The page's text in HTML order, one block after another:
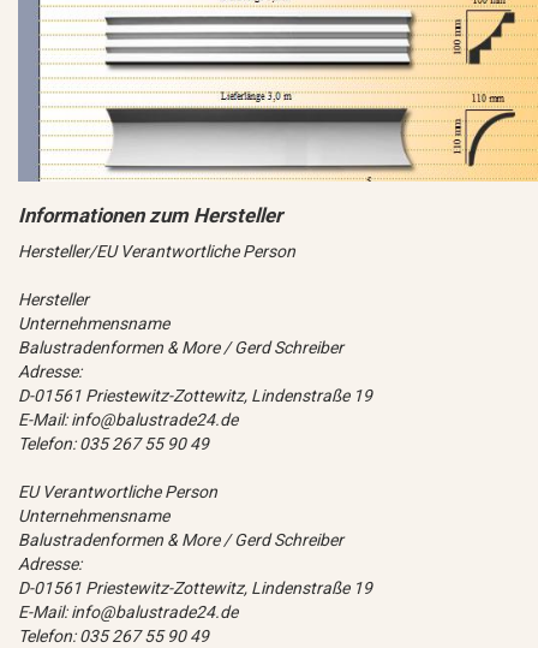
Hersteller/EU Verantwortliche Person
Hersteller
Unternehmensname
Balustradenformen & More / Gerd Schreiber
Adresse:
D-01561 Priestewitz-Zottewitz, Lindenstraße 19
E-Mail: info@balustrade24.de
Telefon: 035 267 55 90 49
EU Verantwortliche Person
Unternehmensname
Balustradenformen & More / Gerd Schreiber
Adresse:
D-01561 Priestewitz-Zottewitz, Lindenstraße 19
E-Mail: info@balustrade24.de
Telefon: 035 267 55 90 49